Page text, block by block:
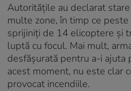
Autorităţile au declarat
multe zone, în timp ce
sprijiniţi de 14 elicoptere şi
luptă cu focul. Mai mult,
desfăşurată pentru a-i ajuta
acest moment, nu este clar
provocat incendiile.